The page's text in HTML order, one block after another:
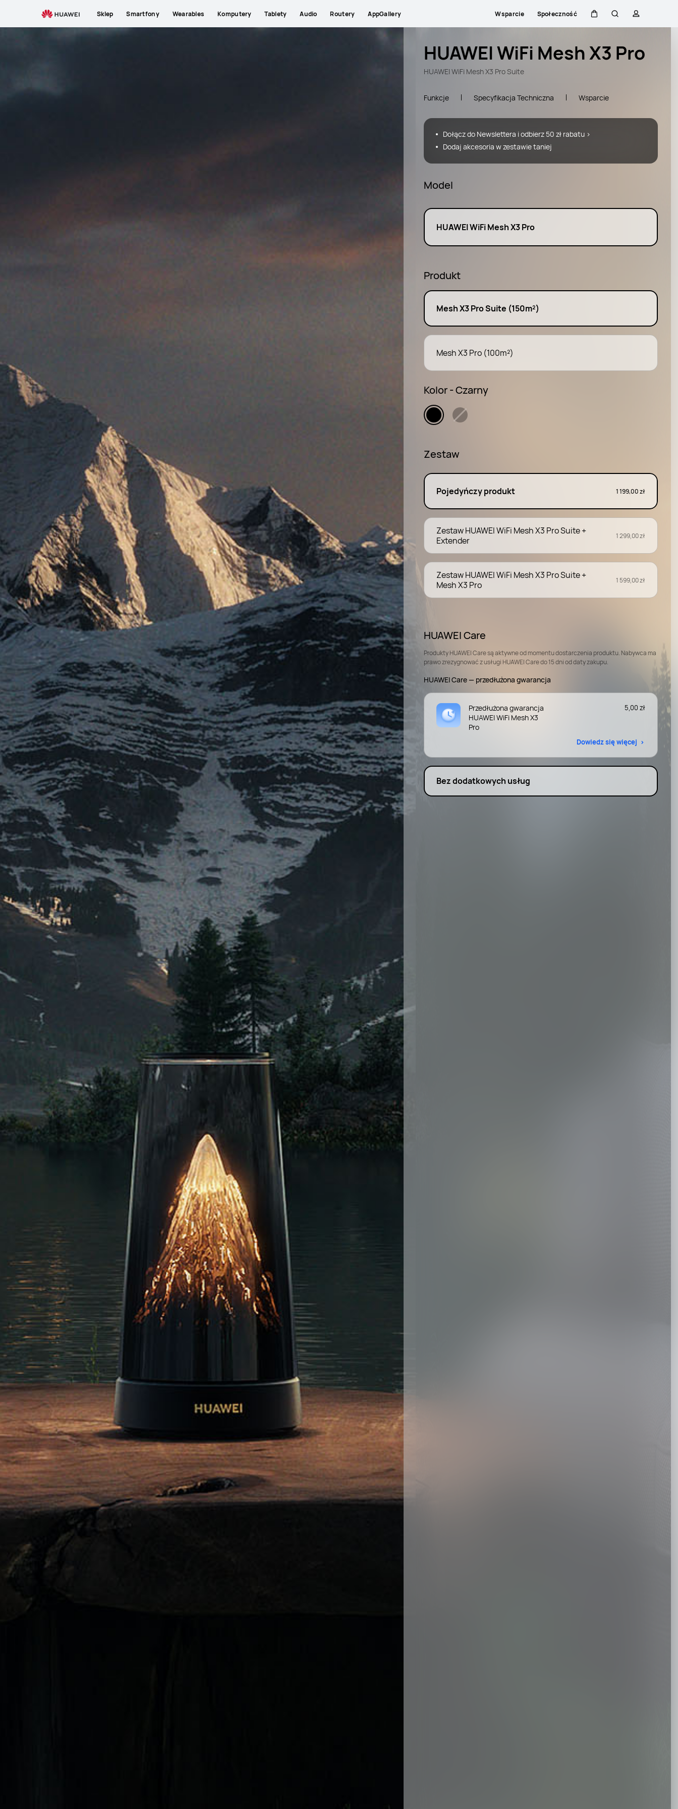
Sklep Smartfony Wearables Komputery Tablety Audio Routery AppGallery Wsparcie Społeczność
WózekSzukaj
HUAWEI WiFi Mesh X3 Pro
HUAWEI WiFi Mesh X3 Pro Suite
Funkcje Specyfikacja Techniczna Wsparcie
Dołącz do Newslettera i odbierz 50 zł rabatu >
Dodaj akcesoria w zestawie taniej
Model
HUAWEI WiFi Mesh X3 Pro
Produkt
Mesh X3 Pro Suite (150m²)
Mesh X3 Pro (100m²)
Kolor - Czarny
Zestaw
Pojedyńczy produkt 1 199,00 zł
Zestaw HUAWEI WiFi Mesh X3 Pro Suite +
Extender
1 299,00 zł
Zestaw HUAWEI WiFi Mesh X3 Pro Suite +
Mesh X3 Pro
1 599,00 zł
HUAWEI Care
Produkty HUAWEI Care są aktywne od momentu dostarczenia produktu. Nabywca ma
prawo zrezygnować z usługi HUAWEI Care do 15 dni od daty zakupu.
HUAWEI Care — przedłużona gwarancja
Przedłużona gwarancja
HUAWEI WiFi Mesh X3
Pro
5,00 zł
Dowiedz się więcej
Bez dodatkowych usług